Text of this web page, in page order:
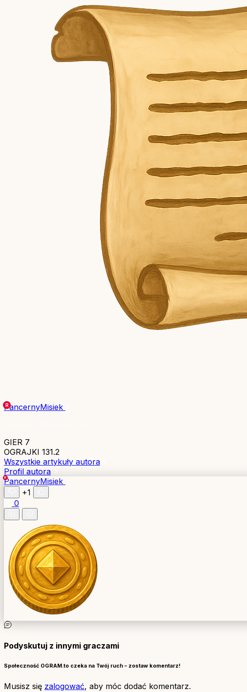
PancernyMisiek
GIER 7
OGRAJKI 131.2
Wszystkie artykuły autora
Profil autora
PancernyMisiek
+1
0
Podyskutuj z innymi graczami
Społeczność OGRAM.to czeka na Twój ruch – zostaw komentarz!
Musisz się zalogować, aby móc dodać komentarz.